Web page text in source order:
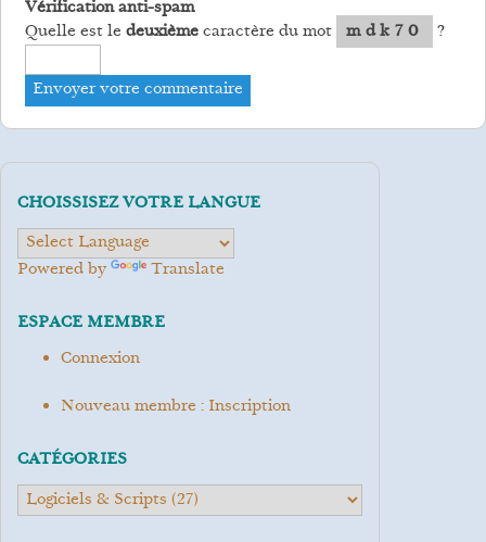
Vérification anti-spam
Quelle est le deuxièmecaractère du mot mdk70 ?
CHOISSISEZ VOTRE LANGUE
Powered by Translate
ESPACE MEMBRE
Connexion
Nouveau membre : Inscription
CATÉGORIES